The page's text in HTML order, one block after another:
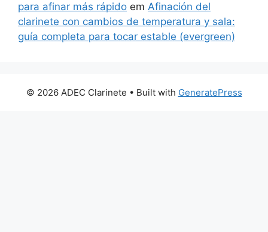
para afinar más rápido em Afinación del
clarinete con cambios de temperatura y sala:
guía completa para tocar estable (evergreen)
© 2026 ADEC Clarinete • Built with GeneratePress